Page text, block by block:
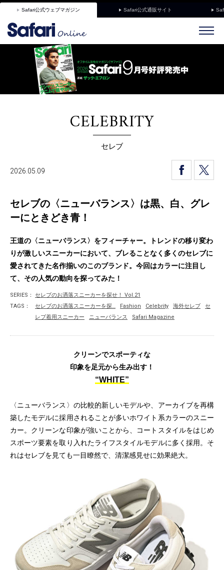
Safari公式ウェブマガジン Safari公式通販サイト
CELEBRITY
セレブ
2026.05.09
セレブの〈ニューバランス〉は黒、白、グレ
ーにときどき青！
王道の〈ニューバランス〉をフィーチャー。トレンドの移り変わ
りが激しいスニーカーにおいて、ブレることなく多くのセレブに
愛されてきた名作揃いのこのブランド。今回はカラーに注目し
て、その人気の動向を探ってみた！
SERIES：
セレブのお洒落スニーカーを探せ！ Vol.21
TAGS：
セレブのお洒落スニーカーを探… Fashion Celebrity 海外セレブ
セ
レブ着用スニーカー
ニューバランス Safari Magazine
クリーンでスポーティな
印象を足元から生み出す！
“WHITE”
〈ニューバランス〉の比較的新しいモデルや、アーカイブを再構
築したモデルに採用されることが多いホワイト系カラーのスニー
カー。クリーンな印象が強いことから、コートスタイルをはじめ
スポーツ要素を取り入れたライフスタイルモデルに多く採用。そ
れはセレブを見ても一目瞭然で、清潔感見せに効果絶大。